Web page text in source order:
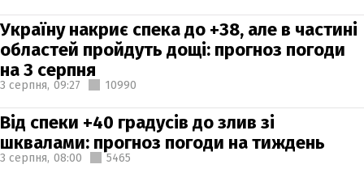
Україну накриє спека до +38, але в частині
областей пройдуть дощі: прогноз погоди
на 3 серпня
3 серпня, 09:27 10990
Від спеки +40 градусів до злив зі
шквалами: прогноз погоди на тиждень
3 серпня, 08:00 5465